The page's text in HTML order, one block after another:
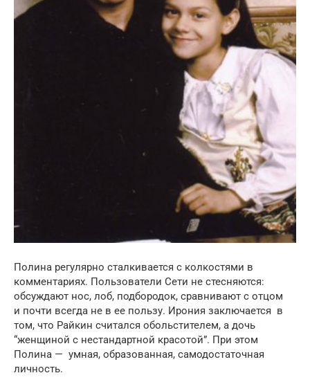
Полина регулярно сталкивается с колкостями в
комментариях. Пользователи Сети не стесняются:
обсуждают нос, лоб, подбородок, сравнивают с отцом
и почти всегда не в ее пользу. Ирония заключается в
том, что Райкин считался обольстителем, а дочь
“женщиной с нестандартной красотой”. При этом
Полина — умная, образованная, самодостаточная
личность.